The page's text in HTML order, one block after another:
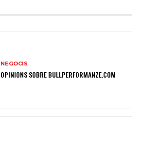
NEGOCIS
OPINIONS SOBRE BULLPERFORMANZE.COM